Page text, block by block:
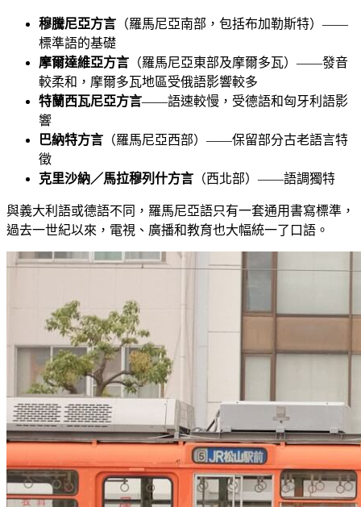
穆騰尼亞方言 （羅馬尼亞南部，包括布加勒斯特）——
標準語的基礎
摩爾達維亞方言 （羅馬尼亞東部及摩爾多瓦）——發音
較柔和，摩爾多瓦地區受俄語影響較多
特蘭西瓦尼亞方言——語速較慢，受德語和匈牙利語影
響
巴納特方言 （羅馬尼亞西部）——保留部分古老語言特
徵
克里沙納／馬拉穆列什方言 （西北部）——語調獨特
與義大利語或德語不同，羅馬尼亞語只有一套通用書寫標準，
過去一世紀以來，電視、廣播和教育也大幅統一了口語。